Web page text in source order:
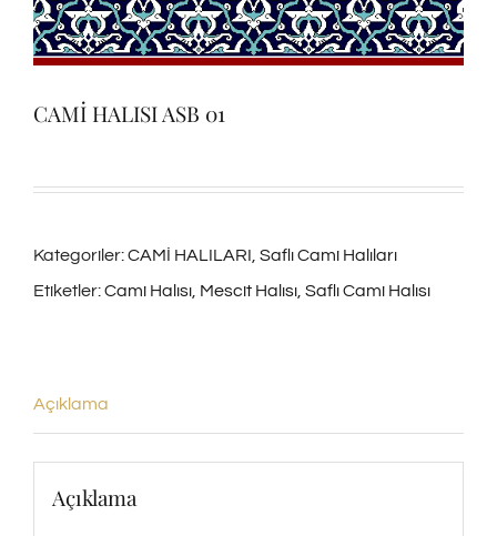
CAMİ HALISI ASB 01
Kategoriler:CAMİ HALILARI Saflı Cami Halıları
Etiketler:Cami Halısı Mescit Halısı Saflı Cami Halısı
Açıklama
Açıklama